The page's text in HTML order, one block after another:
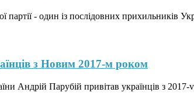
партії - один із послідовних прихильників
з Новим 2017-м роком
Андрій Парубій привітав українців з